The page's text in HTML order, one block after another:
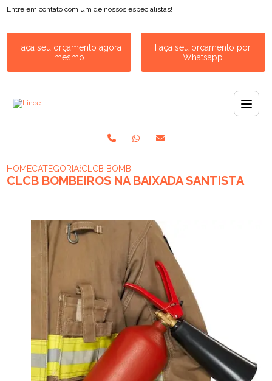
Entre em contato com um de nossos especialistas!
Faça seu orçamento agora
mesmo
Faça seu orçamento por
Whatsapp
HOMECATEGORIASCLCB BOMBEIROS NA BAIXADA SANTISTA
CLCB BOMBEIROS NA BAIXADA SANTISTA